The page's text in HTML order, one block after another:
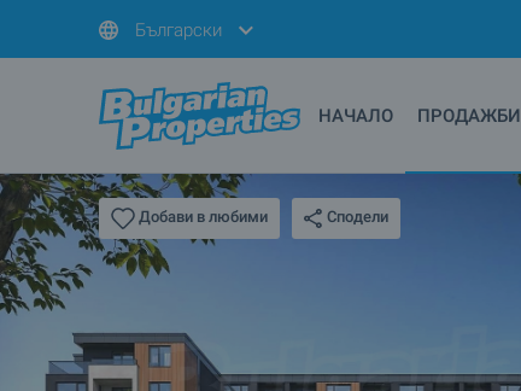
Български
НАЧАЛО ПРОДАЖБИ
Добави в любими Сподели